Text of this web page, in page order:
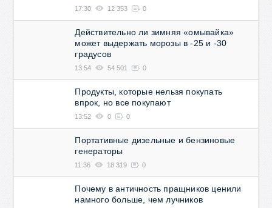
17:30 12 353 0
Действительно ли зимняя «омывайка»
может выдержать морозы в -25 и -30
градусов
13:54 54 501 0
Продукты, которые нельзя покупать
впрок, но все покупают
13:52 0 0
Портативные дизельные и бензиновые
генераторы
11:36 18 319 0
Почему в античность пращников ценили
намного больше, чем лучников